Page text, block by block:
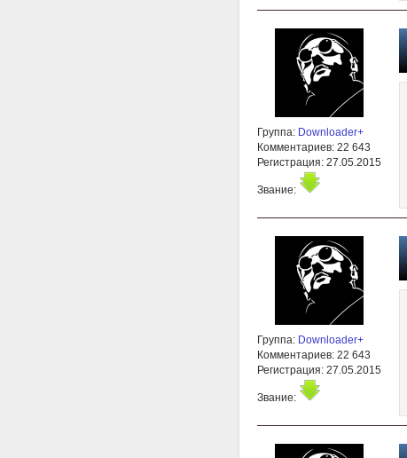
Группа: Downloader+
Комментариев: 22 643
Регистрация: 27.05.2015
Звание:
Группа: Downloader+
Комментариев: 22 643
Регистрация: 27.05.2015
Звание: